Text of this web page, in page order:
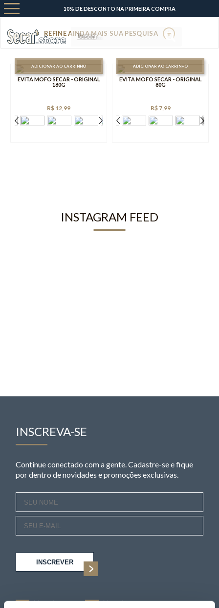
10% DE DESCONTO NA PRIMEIRA COMPRA
REFINE AINDA MAIS SUA PESQUISA
ADICIONAR AO CARRINHO
EVITA MOFO SECAR - ORIGINAL
180G
R$ 12,99
ADICIONAR AO CARRINHO
EVITA MOFO SECAR - ORIGINAL
80G
R$ 7,99
INSTAGRAM FEED
INSCREVA-SE
Continue conectado com a gente. Cadastre-se e fique
por dentro de novidades e promoções exclusivas.
INSCREVER
Nos siga Nos siga